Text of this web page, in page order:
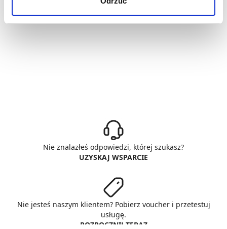
Nie znalazłeś odpowiedzi, której szukasz?
UZYSKAJ WSPARCIE
Nie jesteś naszym klientem? Pobierz voucher i przetestuj
usługę.
ROZPOCZNIJ TERAZ